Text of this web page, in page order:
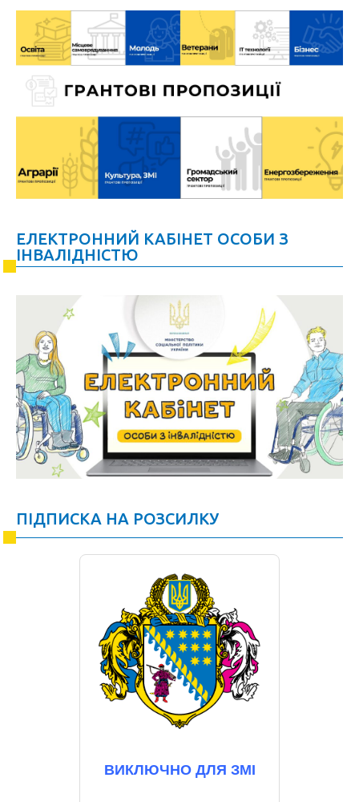
ЕЛЕКТРОННИЙ КАБІНЕТ ОСОБИ З
ІНВАЛІДНІСТЮ
ПІДПИСКА НА РОЗСИЛКУ
ВИКЛЮЧНО ДЛЯ ЗМІ